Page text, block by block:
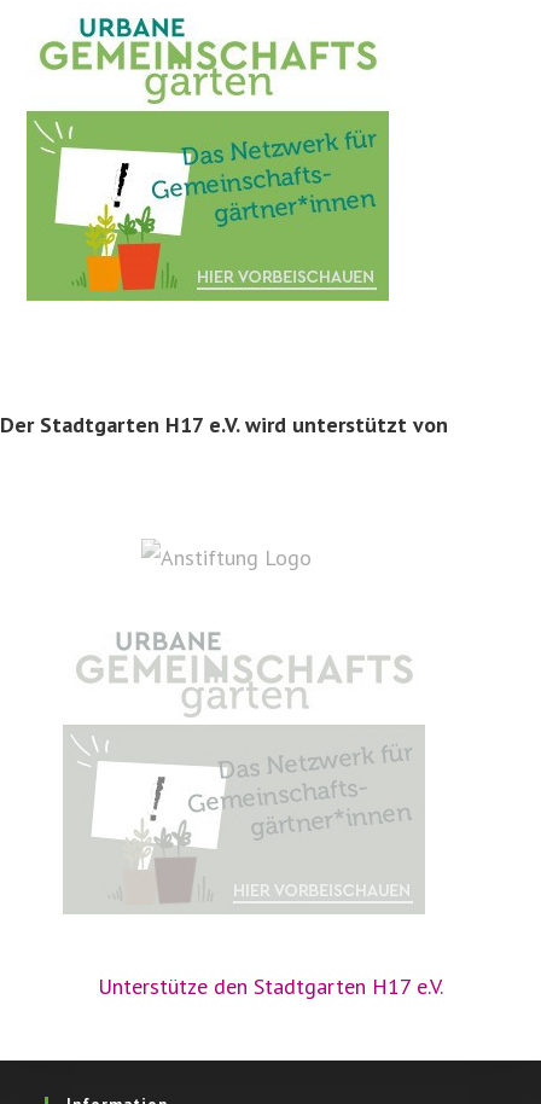
Der Stadtgarten H17 e.V. wird unterstützt von
Unterstütze den Stadtgarten H17 e.V.